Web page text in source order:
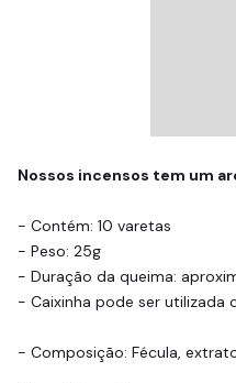
Nossos incensos tem um
- Contém: 10 varetas
- Peso: 25g
- Duração da queima:
- Caixinha pode ser utilizada
- Composição: Fécula,